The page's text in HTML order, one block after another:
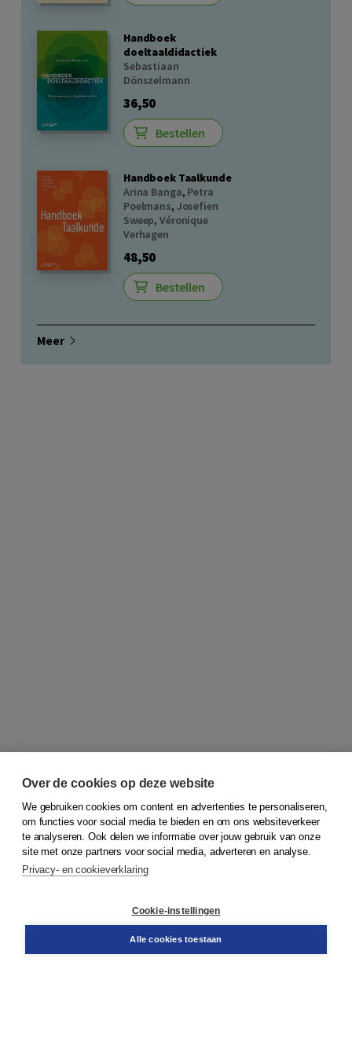
Handboek
doeltaaldidactiek
Sebastiaan
Dönszelmann
36,50
Bestellen
Handboek Taalkunde
Arina Banga, Petra
Poelmans, Josefien
Sweep,Véronique
Verhagen
48,50
Bestellen
Meer
© 2026Koninklijke Boom uitgevers
Bestellen
Over de cookies op deze website
We gebruiken cookies om content en advertenties te personaliseren,
om functies voor social media te bieden en om ons websiteverkeer
te analyseren. Ook delen we informatie over jouw gebruik van onze
site met onze partners voor social media, adverteren en analyse.
Privacy- en cookieverklaring
Cookie-instellingen
Alle cookies toestaan